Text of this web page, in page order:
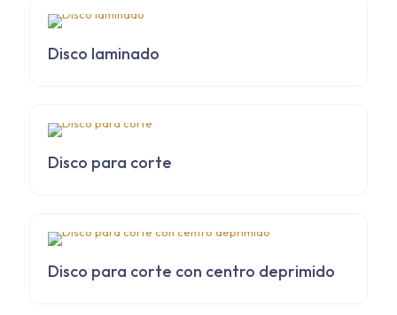
Disco laminado
Disco para corte
Disco para corte con centro deprimido